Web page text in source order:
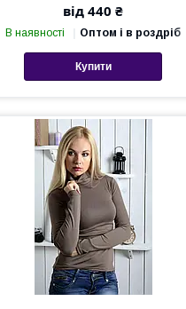
від 440 ₴
В наявності Оптом і в роздріб
Купити